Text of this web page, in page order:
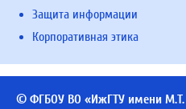
Защита информации
Корпоративная этика
© ФГБОУ ВО «ИжГТУ имени